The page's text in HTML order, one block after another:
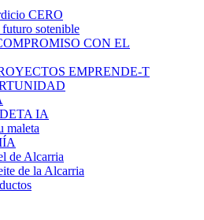
CERO
sotenible
CON EL
EMPRENDE-T
IA
maleta
de Alcarria
de la Alcarria